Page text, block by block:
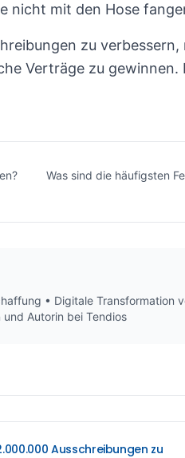
nicht mit den Hose
zu verbessern,
Verträge zu gewinnen.
Was sind die häufigsten
• Digitale Transformation
Autorin bei Tendios
Ausschreibungen zu